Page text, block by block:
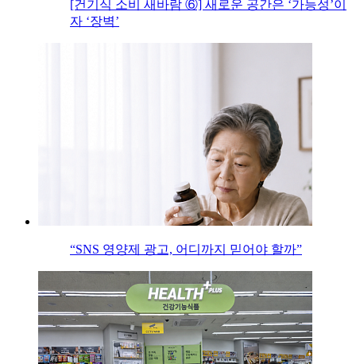
[건기식 소비 새바람 ⑥] 새로운 공간은 ‘가능성’이
자 ‘장벽’
“SNS 영양제 광고, 어디까지 믿어야 할까”